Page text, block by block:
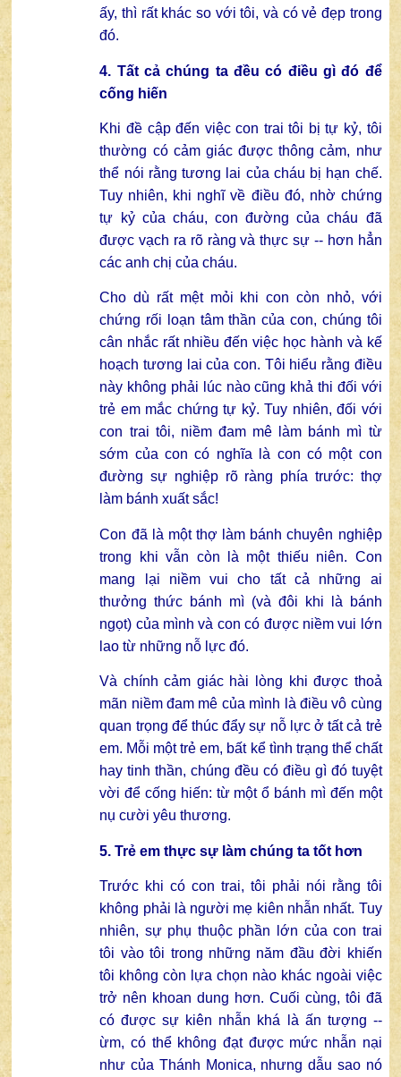
ấy, thì rất khác so với tôi, và có vẻ đẹp trong
đó.
4. Tất cả chúng ta đều có điều gì đó để
cống hiến
Khi đề cập đến việc con trai tôi bị tự kỷ, tôi
thường có cảm giác được thông cảm, như
thể nói rằng tương lai của cháu bị hạn chế.
Tuy nhiên, khi nghĩ về điều đó, nhờ chứng
tự kỷ của cháu, con đường của cháu đã
được vạch ra rõ ràng và thực sự -- hơn hẳn
các anh chị của cháu.
Cho dù rất mệt mỏi khi con còn nhỏ, với
chứng rối loạn tâm thần của con, chúng tôi
cân nhắc rất nhiều đến việc học hành và kế
hoạch tương lai của con. Tôi hiểu rằng điều
này không phải lúc nào cũng khả thi đối với
trẻ em mắc chứng tự kỷ. Tuy nhiên, đối với
con trai tôi, niềm đam mê làm bánh mì từ
sớm của con có nghĩa là con có một con
đường sự nghiệp rõ ràng phía trước: thợ
làm bánh xuất sắc!
Con đã là một thợ làm bánh chuyên nghiệp
trong khi vẫn còn là một thiếu niên. Con
mang lại niềm vui cho tất cả những ai
thưởng thức bánh mì (và đôi khi là bánh
ngọt) của mình và con có được niềm vui lớn
lao từ những nỗ lực đó.
Và chính cảm giác hài lòng khi được thoả
mãn niềm đam mê của mình là điều vô cùng
quan trọng để thúc đẩy sự nỗ lực ở tất cả trẻ
em. Mỗi một trẻ em, bất kể tình trạng thể chất
hay tinh thần, chúng đều có điều gì đó tuyệt
vời để cống hiến: từ một ổ bánh mì đến một
nụ cười yêu thương.
5. Trẻ em thực sự làm chúng ta tốt hơn
Trước khi có con trai, tôi phải nói rằng tôi
không phải là người mẹ kiên nhẫn nhất. Tuy
nhiên, sự phụ thuộc phần lớn của con trai
tôi vào tôi trong những năm đầu đời khiến
tôi không còn lựa chọn nào khác ngoài việc
trở nên khoan dung hơn. Cuối cùng, tôi đã
có được sự kiên nhẫn khá là ấn tượng --
ừm, có thể không đạt được mức nhẫn nại
như của Thánh Monica, nhưng dẫu sao nó